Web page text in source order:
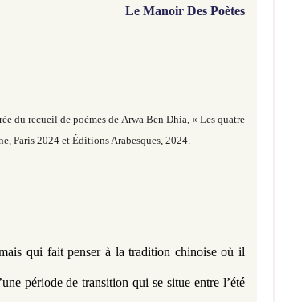
Le Manoir Des Poètes
du recueil de poèmes de Arwa Ben Dhia, « Les quatre
Paris 2024 et Éditions Arabesques, 2024.
qui fait penser à la tradition chinoise où il
période de transition qui se situe entre l’été